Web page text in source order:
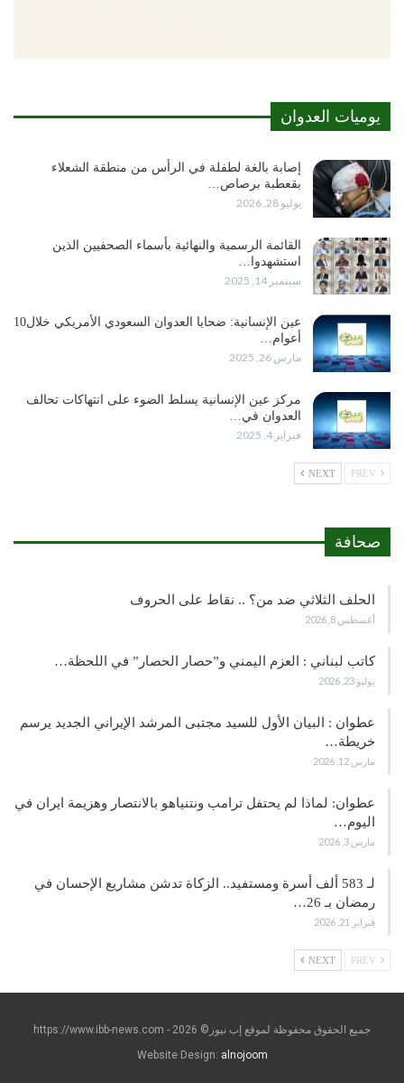
يوميات العدوان
إصابة بالغة لطفلة في الرأس من منطقة الشعلاء
بقعطبة برصاص…
يوليو 28, 2026
القائمة الرسمية والنهائية بأسماء الصحفيين الذين
استشهدوا…
سبتمبر 14, 2025
عين الإنسانية: ضحايا العدوان السعودي الأمريكي خلال10
أعوام…
مارس 26, 2025
مركز عين الإنسانية يسلط الضوء على انتهاكات تحالف
العدوان في…
فبراير 4, 2025
NEXT
صحافة
الحلف الثلاثي ضد من؟ .. نقاط على الحروف
أغسطس 8, 2026
كاتب لبناني : العزم اليمني و”حصار الحصار” في اللحظة…
يوليو 23, 2026
عطوان : البيان الأول للسيد مجتبى المرشد الإيراني الجديد يرسم
خريطة…
مارس 12, 2026
عطوان: لماذا لم يحتفل ترامب ونتنياهو بالانتصار وهزيمة ايران في
اليوم…
مارس 3, 2026
لـ 583 ألف أسرة ومستفيد.. الزكاة تدشن مشاريع الإحسان في
رمضان بـ 26…
فبراير 21, 2026
NEXT
جميع الحقوق محفوظة لموقع إب نيوز© https://www.ibb-news.com - 2026
Website Design: alnojoom